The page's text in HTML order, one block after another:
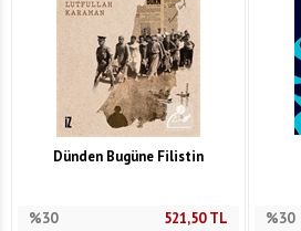
Dünden Bugüne Filistin
%30 521,50TL %30